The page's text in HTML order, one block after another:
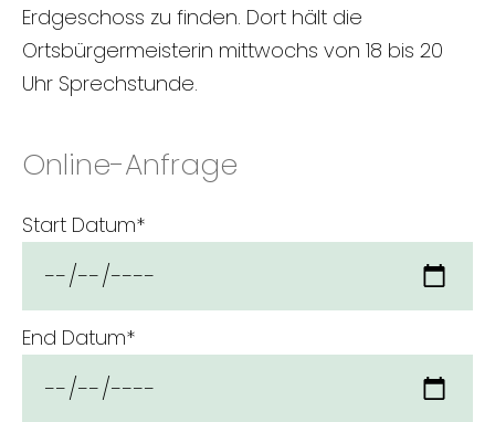
Erdgeschoss zu finden. Dort hält die
Ortsbürgermeisterin mittwochs von 18 bis 20
Uhr Sprechstunde.
Online-Anfrage
Pflichtfeld
Start Datum*
Pflichtfeld
End Datum*